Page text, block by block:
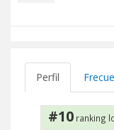
Perfil
#10 ranking